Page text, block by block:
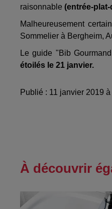
raisonnable (entrée-
Malheureusement
Sommelier à Bergheim,
Le guide "Bib
étoilés le 21 janvier.
Publié : 11 janvier 2019
À découvrir